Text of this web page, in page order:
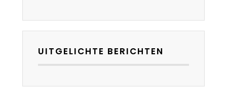
UITGELICHTE BERICHTEN